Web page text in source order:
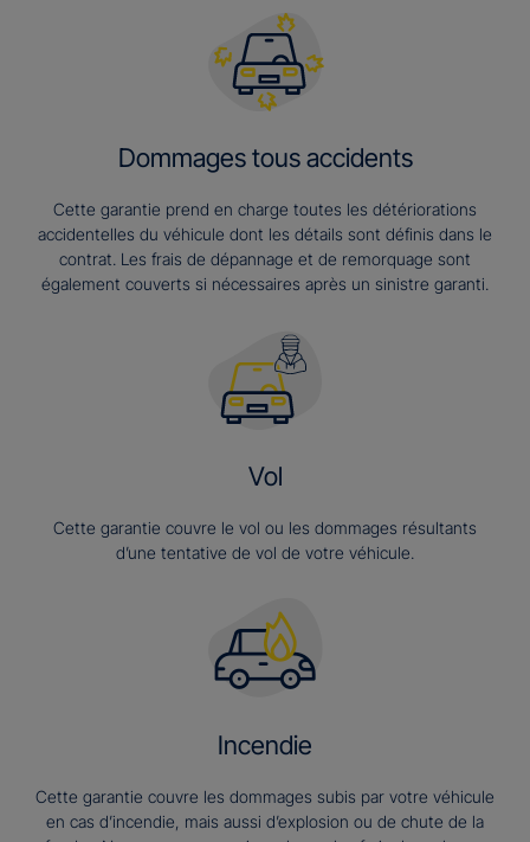
Dommages tous accidents
Cette garantie prend en charge toutes les détériorations
accidentelles du véhicule dont les détails sont définis dans le
contrat. Les frais de dépannage et de remorquage sont
également couverts si nécessaires après un sinistre garanti.
Vol
Cette garantie couvre le vol ou les dommages résultants
d’une tentative de vol de votre véhicule.
Incendie
Cette garantie couvre les dommages subis par votre véhicule
en cas d’incendie, mais aussi d’explosion ou de chute de la